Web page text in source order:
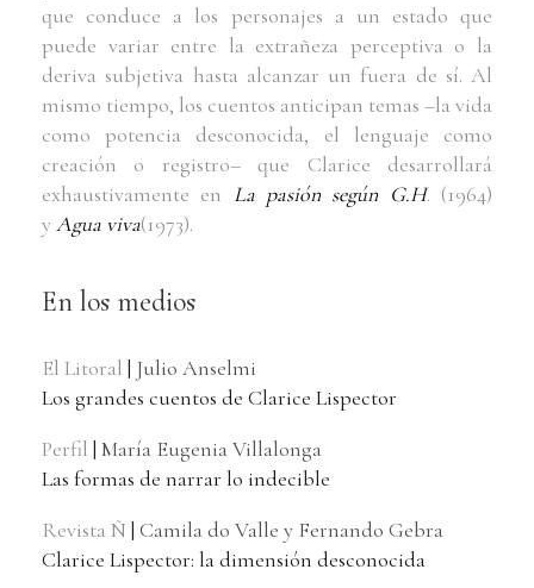
que conduce a los personajes a un estado que
puede variar entre la extrañeza perceptiva o la
deriva subjetiva hasta alcanzar un fuera de sí. Al
mismo tiempo, los cuentos anticipan temas –la vida
como potencia desconocida, el lenguaje como
creación o registro– que Clarice desarrollará
exhaustivamente en La pasión según G.H. (1964)
yAgua viva(1973).
En los medios
El Litoral | Julio Anselmi
Los grandes cuentos de Clarice Lispector
Perfil | María Eugenia Villalonga
Las formas de narrar lo indecible
Revista Ñ | Camila do Valle y Fernando Gebra
Clarice Lispector: la dimensión desconocida